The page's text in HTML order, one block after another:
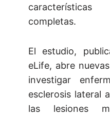
completas.
El estudio,
eLife, abre
investigar
esclerosis lateral
las lesiones